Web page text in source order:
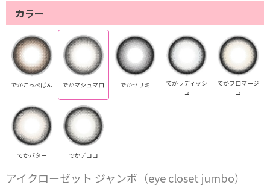
カラー
でかこっぺぱん でかマシュマロ でかセサミ
でかラディッシ
ュ
でかフロマージ
ュ
でかバター でかデココ
アイクローゼット ジャンボ（eye closet jumbo）